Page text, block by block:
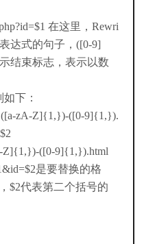
在这里，Rewri
达式的句子，([0-9]
结束标志，表示以数
下：
([a-zA-Z]{1,})-([0-9]{1,}).
Z]{1,})-([0-9]{1,}).html
是要替换的格
$2代表第二个括号的